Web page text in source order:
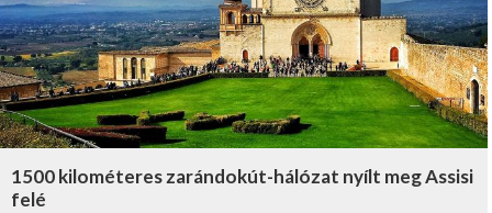
1500 kilométeres zarándokút-hálózat nyílt meg Assisi
felé